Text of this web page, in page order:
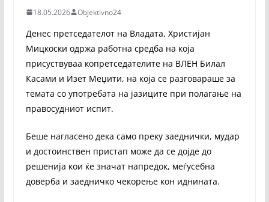
18.05.2026 Objektivno24
Денес претседателот на Владата, Христијан
Мицкоски одржа работна средба на која
присуствуваа копретседателите на ВЛЕН Билал
Касами и Изет Меџити, на која се разговараше за
темата со употребата на јазиците при полагање на
правосудниот испит.
Беше нагласено дека само преку заеднички, мудар
и достоинствен пристап може да се дојде до
решенија кои ќе значат напредок, меѓусебна
доверба и заедничко чекорење кон иднината.